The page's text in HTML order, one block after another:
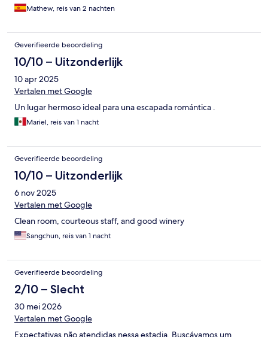
Mathew, reis van 2 nachten
Geverifieerde beoordeling
10/10 – Uitzonderlijk
10 apr 2025
Vertalen met Google
Un lugar hermoso ideal para una escapada romántica .
Mariel, reis van 1 nacht
Geverifieerde beoordeling
10/10 – Uitzonderlijk
6 nov 2025
Vertalen met Google
Clean room, courteous staff, and good winery
Sangchun, reis van 1 nacht
Geverifieerde beoordeling
2/10 – Slecht
30 mei 2026
Vertalen met Google
Expectativas não atendidas nessa estadia. Buscávamos um